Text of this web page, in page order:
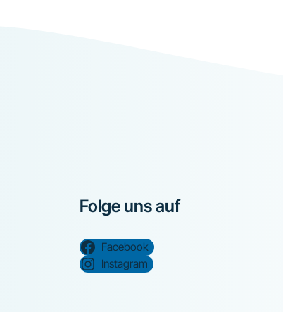
Folge uns auf
Facebook
Instagram